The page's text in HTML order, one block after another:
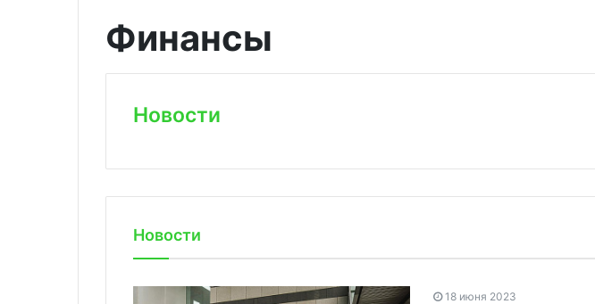
Финансы
Новости
Новости
18 июня 2023